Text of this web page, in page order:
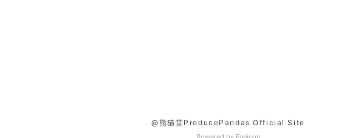
@熊猫堂ProducePandas Official Site